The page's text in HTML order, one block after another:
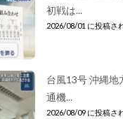
初戦は...
2026/08/01 に投稿さ
台風13号 沖縄地
通機...
2026/08/09 に投稿さ